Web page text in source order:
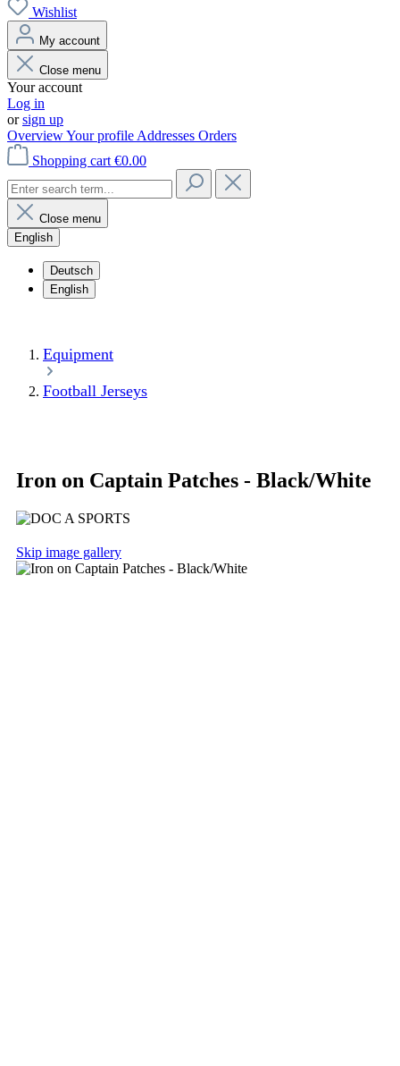
Wishlist
My account
Close menu
Your account
Log in
orsign up
OverviewYour profile Addresses Orders
Shopping cart €0.00
Close menu
English
Deutsch
English
Equipment
Football Jerseys
Iron on Captain Patches - Black/White
Skip image gallery